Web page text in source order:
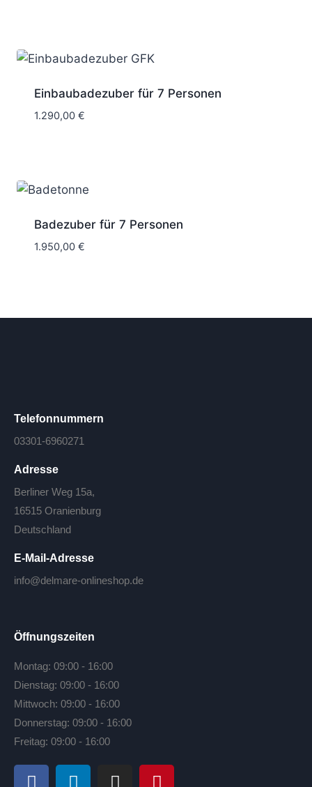
Einbaubadezuber für 7 Personen
1.290,00 €
Badezuber für 7 Personen
1.950,00 €
Telefonnummern
03301-6960271
Adresse
Berliner Weg 15a,
16515 Oranienburg
Deutschland
E-Mail-Adresse
info@delmare-onlineshop.de
Öffnungszeiten
Montag: 09:00 - 16:00
Dienstag: 09:00 - 16:00
Mittwoch: 09:00 - 16:00
Donnerstag: 09:00 - 16:00
Freitag: 09:00 - 16:00